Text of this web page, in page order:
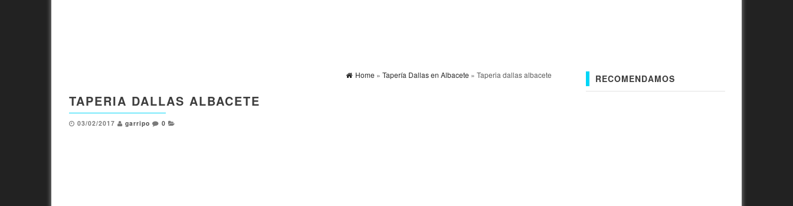
Home » Tapería Dallas en Albacete » Taperia dallas albacete
TAPERIA DALLAS ALBACETE
03/02/2017 garripo 0
RECOMENDAMOS